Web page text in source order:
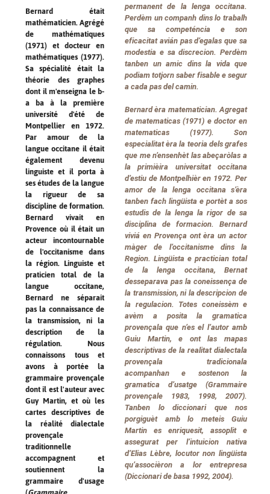
Bernard était
mathématicien. Agrégé
de mathématiques
(1971) et docteur en
mathématiques (1977).
Sa spécialité était la
théorie des graphes
dont il m'enseigna le b-
a ba à la première
université d'été de
Montpellier en 1972.
Par amour de la
langue occitane il était
également devenu
linguiste et il porta à
ses études de la langue
la rigueur de sa
discipline de formation.
Bernard vivait en
Provence où il était un
acteur incontournable
de l'occitanisme dans
la région. Linguiste et
praticien total de la
langue occitane,
Bernard ne séparait
pas la connaissance de
la transmission, ni la
description de la
régulation. Nous
connaissons tous et
avons à portée la
grammaire provençale
dont il est l'auteur avec
Guy Martin, et où les
cartes descriptives de
la réalité dialectale
provençale
traditionnelle
accompagnent et
soutiennent la
grammaire d'usage
permanent de la lenga occitana.
Perdèm un companh dins lo trabalh
que sa competéncia e son
eficacitat avián pas d’egalas que sa
modestia e sa discrecion. Perdèm
tanben un amic dins la vida que
podiam totjorn saber fisable e segur
a cada pas del camin.
Bernard èra matematician. Agregat
de matematicas (1971) e doctor en
matematicas (1977). Son
especialitat èra la teoria dels grafes
que me n’ensenhèt las abeçaròlas a
la primièira universitat occitana
d’estiu de Montpelhièr en 1972. Per
amor de la lenga occitana s’èra
tanben fach lingüista e portèt a sos
estudis de la lenga la rigor de sa
disciplina de formacion. Bernard
viviá en Provença ont èra un actor
màger de l’occitanisme dins la
Region. Lingüista e practician total
de la lenga occitana, Bernat
desseparava pas la coneissença de
la transmission, ni la descripcion de
la regulacion. Totes coneissèm e
avèm a posita la gramatica
provençala que n’es el l’autor amb
Guiu Martin, e ont las mapas
descriptivas de la realitat dialectala
provençala tradicionala
acompanhan e sostenon la
gramatica d’usatge (Grammaire
provençale 1983, 1998, 2007).
Tanben lo diccionari que nos
porgiguèt amb lo meteis Guiu
Martin es enriquesit, assoplit e
assegurat per l’intuicion nativa
d’Elias Lèbre, locutor non lingüista
qu’associèron a lor entrepresa
(Diccionari de basa 1992, 2004).